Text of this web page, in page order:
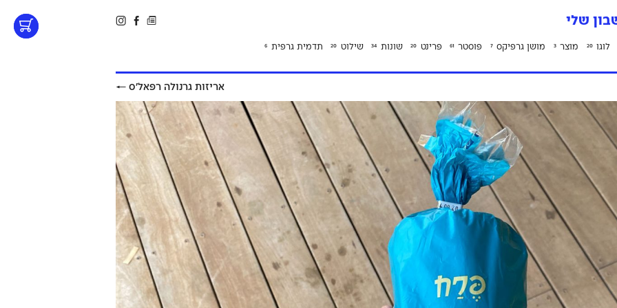
שלי
לוגו 20 מוצר 3 מושן גרפיקס 7 פוסטר 61 פרינט 20 שונות 34 שילוט 20 תדמית גרפית 6
אריזות גרנולה רפאל׳ס ←